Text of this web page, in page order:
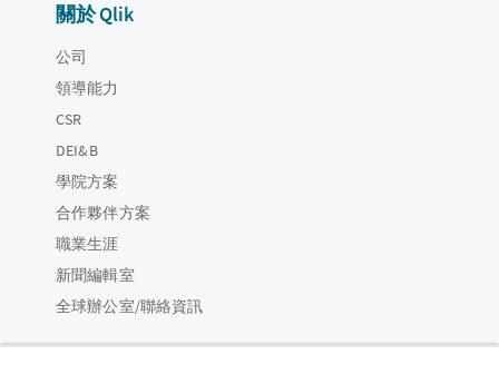
關於 Qlik
公司
領導能力
CSR
DEI&B
學院方案
合作夥伴方案
職業生涯
新聞編輯室
全球辦公室/聯絡資訊